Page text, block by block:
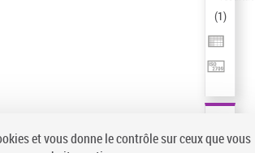
(1)
et vous donne le contrôle sur ceux que vous